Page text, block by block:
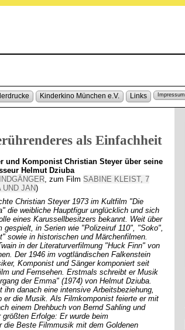
Kinderkino München e.V. Links Impressum
als Einfachheit
und Komponist Christian Steyer über seine
Helmut Dziuba
, zum Film SABINE KLEIST, 7
UND JAN)
Christian Steyer 1973 im Kultfilm "Die
die weibliche Hauptfigur unglücklich und sich
eines Karussellbesitzers bekannt. Weit über
gespielt, in Serien wie "Polizeiruf 110", "Soko",
sowie in historischen und Märchenfilmen.
in der Literaturverfilmung "Huck Finn" von
Der 1946 im vogtländischen Falkenstein
Komponist und Sänger komponiert seit
und Fernsehen. Erstmals schreibt er Musik
der Emma" (1974) von Helmut Dziuba.
ihn danach eine intensive Arbeitsbeziehung,
er die Musik. Als Filmkomponist feierte er mit
einem Drehbuch von Bernd Sahling und
Erfolge: Er wurde beim
die Beste Filmmusik mit dem Goldenen